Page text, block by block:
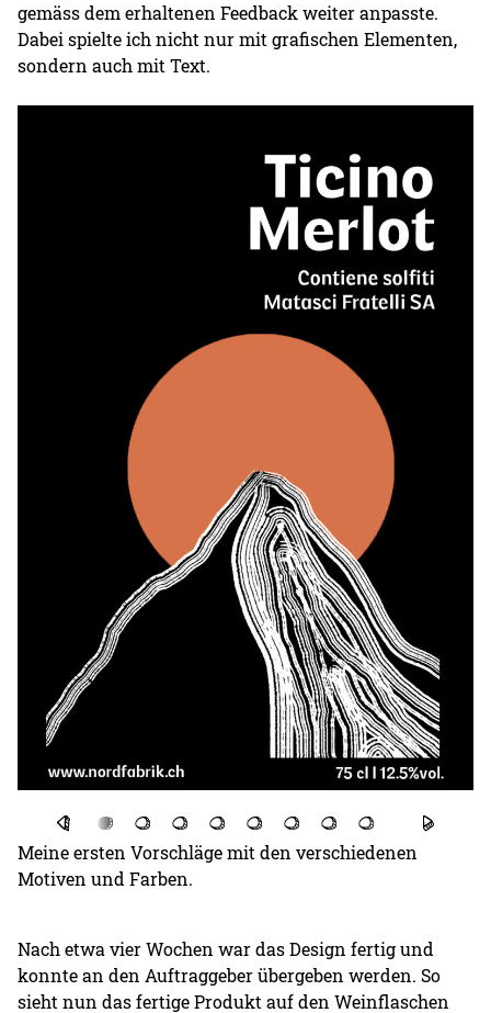
gemäss dem erhaltenen Feedback weiter anpasste.
Dabei spielte ich nicht nur mit grafischen Elementen,
sondern auch mit Text.
Meine ersten Vorschläge mit den verschiedenen
Motiven und Farben.
Nach etwa vier Wochen war das Design fertig und
konnte an den Auftraggeber übergeben werden. So
sieht nun das fertige Produkt auf den Weinflaschen